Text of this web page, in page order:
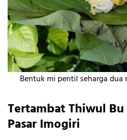
Bentuk mi pentil seharga
Tertambat Thiwul
Pasar Imogiri